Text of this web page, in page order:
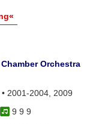
Orchestra
2001-2004, 2009
9 9 9